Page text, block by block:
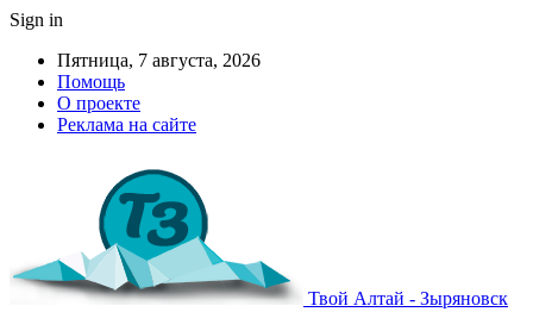
Sign in
Пятница, 7 августа, 2026
Помощь
О проекте
Реклама на сайте
Твой Алтай - Зыряновск